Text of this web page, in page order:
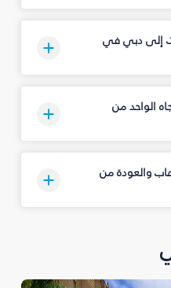
إلى دبي في
الواحد من
والعودة من